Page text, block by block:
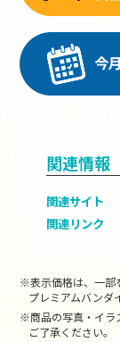
関連情報
関連サイト
関連リンク
※表示価格は、一部
プレミアムバンダ
※商品の写真・イラ
ご了承ください。